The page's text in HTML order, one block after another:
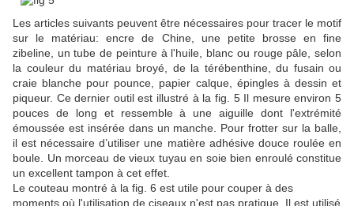
Les articles suivants peuvent être nécessaires pour tracer le motif
sur le matériau: encre de Chine, une petite brosse en fine
zibeline, un tube de peinture à l'huile, blanc ou rouge pâle, selon
la couleur du matériau broyé, de la térébenthine, du fusain ou
craie blanche pour pounce, papier calque, épingles à dessin et
piqueur. Ce dernier outil est illustré à la fig. 5 Il mesure environ 5
pouces de long et ressemble à une aiguille dont l'extrémité
émoussée est insérée dans un manche.
Pour frotter sur la balle,
il est nécessaire d’utiliser une matière adhésive douce roulée en
boule.
Un morceau de vieux tuyau en soie bien enroulé constitue
un excellent tampon à cet effet.
Le couteau montré à la fig. 6 est utile pour couper à des
moments où l'utilisation de ciseaux n'est pas pratique. Il est utilisé